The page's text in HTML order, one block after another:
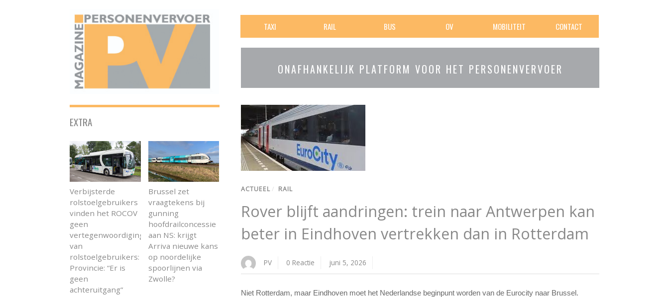
TAXI RAIL BUS OV MOBILITEIT CONTACT
ONAFHANKELIJK PLATFORM VOOR HET PERSONENVERVOER
ACTUEEL/ RAIL
Rover blijft aandringen: trein naar Antwerpen kan
beter in Eindhoven vertrekken dan in Rotterdam
PV 0 Reactie juni 5, 2026
Niet Rotterdam, maar Eindhoven moet het Nederlandse beginpunt worden van de Eurocity naar Brussel.
EXTRA
Verbijsterde
rolstoelgebruikers
vinden het ROCOV
geen
vertegenwoordiging
van
rolstoelgebruikers:
Provincie: “Er is
geen
achteruitgang”
Brussel zet
vraagtekens bij
gunning
hoofdrailconcessie
aan NS: krijgt
Arriva nieuwe kans
op noordelijke
spoorlijnen via
Zwolle?